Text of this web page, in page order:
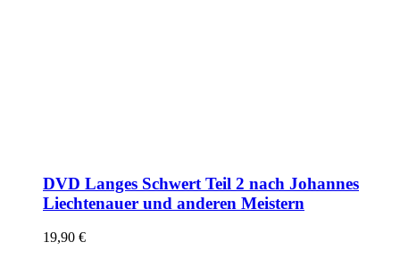
DVD Langes Schwert Teil 2 nach Johannes
Liechtenauer und anderen Meistern
19,90 €